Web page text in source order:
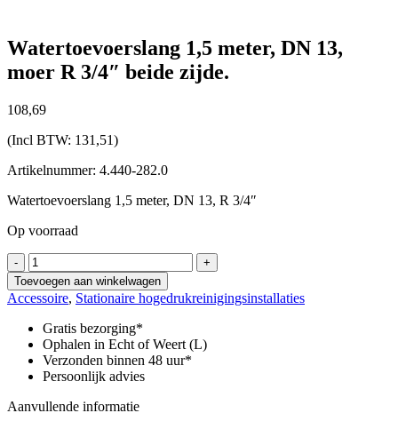
Watertoevoerslang 1,5 meter, DN 13,
moer R 3/4″ beide zijde.
108,69
(Incl BTW: 131,51)
Artikelnummer: 4.440-282.0
Watertoevoerslang 1,5 meter, DN 13, R 3/4″
Op voorraad
-
Watertoevoerslang
1,5
meter,
DN
13,
moer
R
3/4"
zijde.
+
Toevoegen aan winkelwagen
Accessoire, Stationaire hogedrukreinigingsinstallaties
Gratis bezorging*
Ophalen in Echt of Weert (L)
Verzonden binnen 48 uur*
Persoonlijk advies
Aanvullende informatie